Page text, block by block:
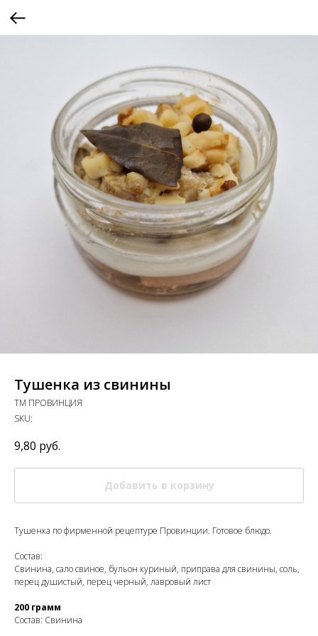
Тушенка из свинины
ТМ ПРОВИНЦИЯ
SKU:
9,80 руб.
Добавить в корзину
Тушенка по фирменной рецептуре Провинции. Готовое блюдо.
Состав:
Свинина, сало свиное, бульон куриный, приправа для свинины, соль,
перец душистый, перец черный, лавровый лист
200 грамм
Состав: Свинина